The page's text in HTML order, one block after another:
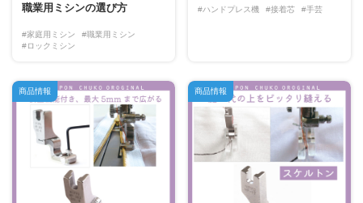
職業用ミシンの選び方
#家庭用ミシン
#職業用ミシン
#ロックミシン
#ハンドプレス機 #接着芯 #手芸
商品情報 商品情報